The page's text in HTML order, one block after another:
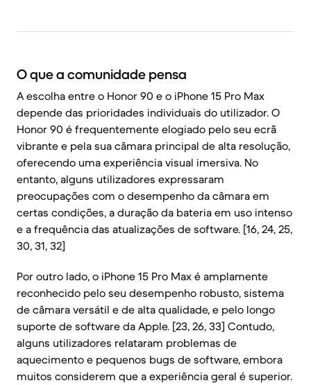
O que a comunidade pensa
A escolha entre o Honor 90 e o iPhone 15 Pro Max
depende das prioridades individuais do utilizador. O
Honor 90 é frequentemente elogiado pelo seu ecrã
vibrante e pela sua câmara principal de alta resolução,
oferecendo uma experiência visual imersiva. No
entanto, alguns utilizadores expressaram
preocupações com o desempenho da câmara em
certas condições, a duração da bateria em uso intenso
e a frequência das atualizações de software. [16, 24, 25,
30, 31, 32]
Por outro lado, o iPhone 15 Pro Max é amplamente
reconhecido pelo seu desempenho robusto, sistema
de câmara versátil e de alta qualidade, e pelo longo
suporte de software da Apple. [23, 26, 33] Contudo,
alguns utilizadores relataram problemas de
aquecimento e pequenos bugs de software, embora
muitos considerem que a experiência geral é superior.